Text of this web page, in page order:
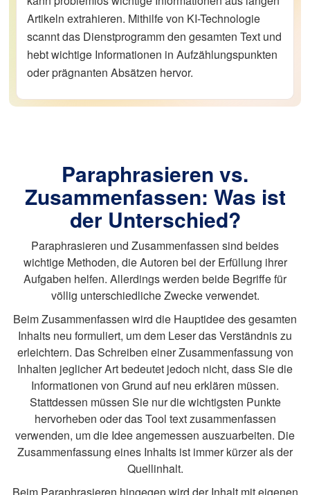
Artikeln extrahieren. Mithilfe von KI-Technologie
scannt das Dienstprogramm den gesamten Text und
hebt wichtige Informationen in Aufzählungspunkten
oder prägnanten Absätzen hervor.
Paraphrasieren vs.
Zusammenfassen: Was ist
der Unterschied?
Paraphrasieren und Zusammenfassen sind beides
wichtige Methoden, die Autoren bei der Erfüllung ihrer
Aufgaben helfen. Allerdings werden beide Begriffe für
völlig unterschiedliche Zwecke verwendet.
Beim Zusammenfassen wird die Hauptidee des gesamten
Inhalts neu formuliert, um dem Leser das Verständnis zu
erleichtern. Das Schreiben einer Zusammenfassung von
Inhalten jeglicher Art bedeutet jedoch nicht, dass Sie die
Informationen von Grund auf neu erklären müssen.
Stattdessen müssen Sie nur die wichtigsten Punkte
hervorheben oder das Tool text zusammenfassen
verwenden, um die Idee angemessen auszuarbeiten. Die
Zusammenfassung eines Inhalts ist immer kürzer als der
Quellinhalt.